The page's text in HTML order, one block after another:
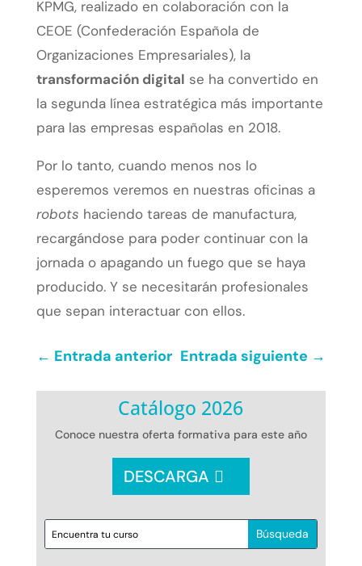
KPMG, realizado en colaboración con la
CEOE (Confederación Española de
Organizaciones Empresariales), la
transformación digital se ha convertido en
la segunda línea estratégica más importante
para las empresas españolas en 2018.
Por lo tanto, cuando menos nos lo
esperemos veremos en nuestras oficinas a
robots haciendo tareas de manufactura,
recargándose para poder continuar con la
jornada o apagando un fuego que se haya
producido. Y se necesitarán profesionales
que sepan interactuar con ellos.
← Entrada anterior Entrada siguiente →
Catálogo 2026
Conoce nuestra oferta formativa para este año
DESCARGA